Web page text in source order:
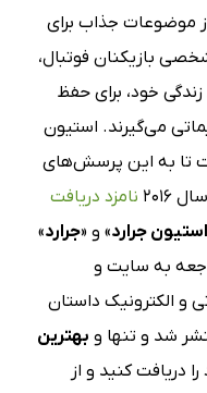
موضوعات جذاب برای
بازیکنان فوتبال،
خود، برای حفظ
می‌گیرند. استیون
تا به این پرسش‌های
نامزد دریافت
استیون جرارد» و «جرارد»
به سایت و
و الکترونیک داستان
بهترین
کنید و از